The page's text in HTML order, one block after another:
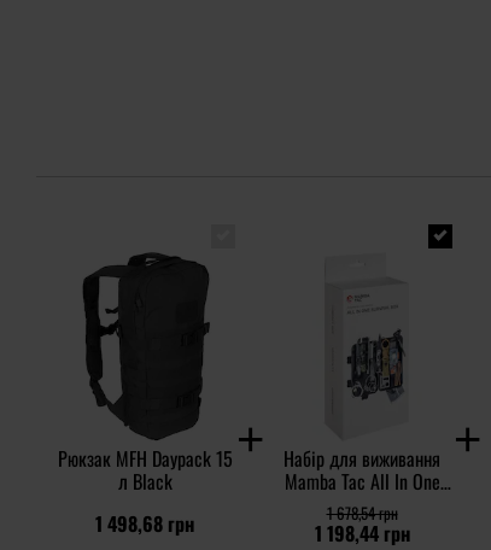
Рюкзак MFH Daypack 15
л Black
1 498,68 грн
Набір для виживання
Mamba Tac All In One
Survival Box
1 198,44 грн
1 678,54 грн